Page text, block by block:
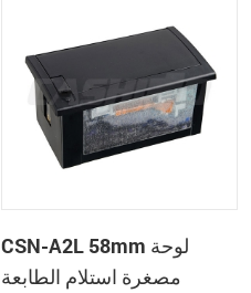
CSN-A2L 58mm لوحة
مصغرة استلام الطابعة